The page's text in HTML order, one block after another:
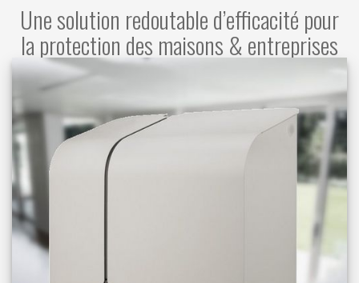
Une solution redoutable d’efficacité pour
la protection des maisons & entreprises